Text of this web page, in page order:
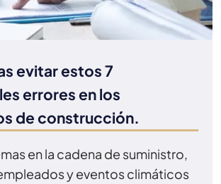
evitar estos 7
errores en los
de construcción.
en la cadena de suministro,
y eventos climáticos